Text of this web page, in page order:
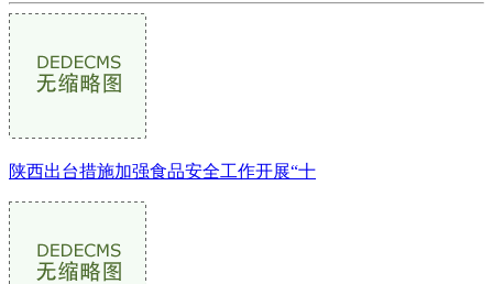
陕西出台措施加强食品安全工作开展“十